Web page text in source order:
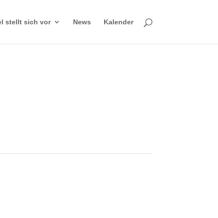
stellt sich vor News Kalender